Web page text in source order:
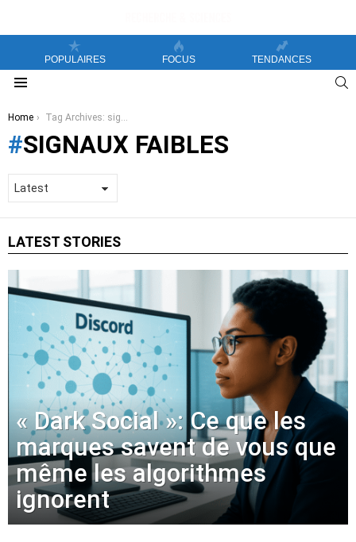
POPULAIRES FOCUS TENDANCES
You are here:
Home Tag Archives: signaux faibles
SIGNAUX FAIBLES
LATEST STORIES
« Dark Social »: Ce que les
marques savent de vous que
même les algorithmes
ignorent